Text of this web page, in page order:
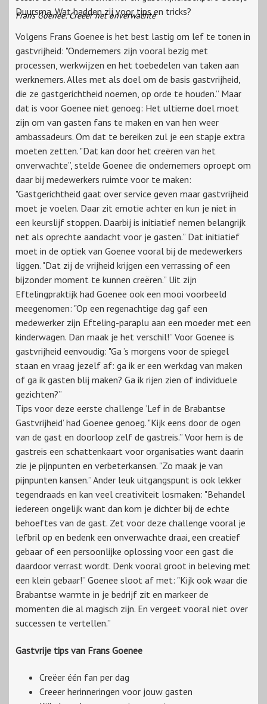
Duursma. Wat hadden zij voor tips en tricks?
Frans Goenee: Creëer het onverwachte
Volgens Frans Goenee is het best lastig om lef te tonen in
gastvrijheid: "Ondernemers zijn vooral bezig met
processen, werkwijzen en het toebedelen van taken aan
werknemers. Alles met als doel om de basis gastvrijheid,
die ze gastgerichtheid noemen, op orde te houden.” Maar
dat is voor Goenee niet genoeg: Het ultieme doel moet
zijn om van gasten fans te maken en van hen weer
ambassadeurs. Om dat te bereiken zul je een stapje extra
moeten zetten. "Dat kan door het creëren van het
onverwachte”, stelde Goenee die ondernemers oproept om
daar bij medewerkers ruimte voor te maken:
"Gastgerichtheid gaat over service geven maar gastvrijheid
moet je voelen. Daar zit emotie achter en kun je niet in
een keurslijf stoppen. Daarbij is initiatief nemen belangrijk
net als oprechte aandacht voor je gasten.” Dat initiatief
moet in de optiek van Goenee vooral bij de medewerkers
liggen. "Dat zij de vrijheid krijgen een verrassing of een
bijzonder moment te kunnen creëren.” Uit zijn
Eftelingpraktijk had Goenee ook een mooi voorbeeld
meegenomen: "Op een regenachtige dag gaf een
medewerker zijn Efteling-paraplu aan een moeder met een
kinderwagen. Dan maak je het verschil!” Voor Goenee is
gastvrijheid eenvoudig: "Ga ’s morgens voor de spiegel
staan en vraag jezelf af: ga ik er een werkdag van maken
of ga ik gasten blij maken? Ga ik rijen zien of individuele
gezichten?”
Tips voor deze eerste challenge ‘Lef in de Brabantse
Gastvrijheid’ had Goenee genoeg. "Kijk eens door de ogen
van de gast en doorloop zelf de gastreis.” Voor hem is de
gastreis een schattenkaart voor organisaties want daarin
zie je pijnpunten en verbeterkansen. "Zo maak je van
pijnpunten kansen.” Ander leuk uitgangspunt is ook lekker
tegendraads en kan veel creativiteit losmaken: "Behandel
iedereen ongelijk want dan kom je dichter bij de echte
behoeftes van de gast. Zet voor deze challenge vooral je
lefbril op en bedenk een onverwachte draai, een creatief
gebaar of een persoonlijke oplossing voor een gast die
daardoor verrast wordt. Denk vooral groot in beleving met
een klein gebaar!” Goenee sloot af met: "Kijk ook waar die
Brabantse warmte in je bedrijf zit en markeer de
momenten die al magisch zijn. En vergeet vooral niet over
successen te vertellen.”
Gastvrije tips van Frans Goenee
Creëer één fan per dag
Creeer herinneringen voor jouw gasten